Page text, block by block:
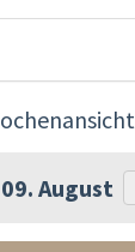
August